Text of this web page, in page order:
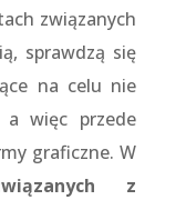
związanych
sprawdzą się
na celu nie
a więc przede
graficzne. W
z